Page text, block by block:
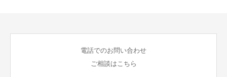
電話でのお問い合わせ
ご相談はこちら